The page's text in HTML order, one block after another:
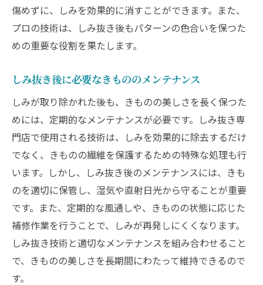
傷めずに、しみを効果的に消すことができます。また、
プロの技術は、しみ抜き後もパターンの色合いを保つた
めの重要な役割を果たします。
しみ抜き後に必要なきもののメンテナンス
しみが取り除かれた後も、きものの美しさを長く保つた
めには、定期的なメンテナンスが必要です。しみ抜き専
門店で使用される技術は、しみを効果的に除去するだけ
でなく、きものの繊維を保護するための特殊な処理も行
います。しかし、しみ抜き後のメンテナンスには、きも
のを適切に保管し、湿気や直射日光から守ることが重要
です。また、定期的な風通しや、きものの状態に応じた
補修作業を行うことで、しみが再発しにくくなります。
しみ抜き技術と適切なメンテナンスを組み合わせること
で、きものの美しさを長期間にわたって維持できるので
す。